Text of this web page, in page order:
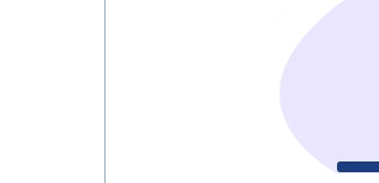
（1） 检查：确保您的申请
（3） 包括：提供您的订单